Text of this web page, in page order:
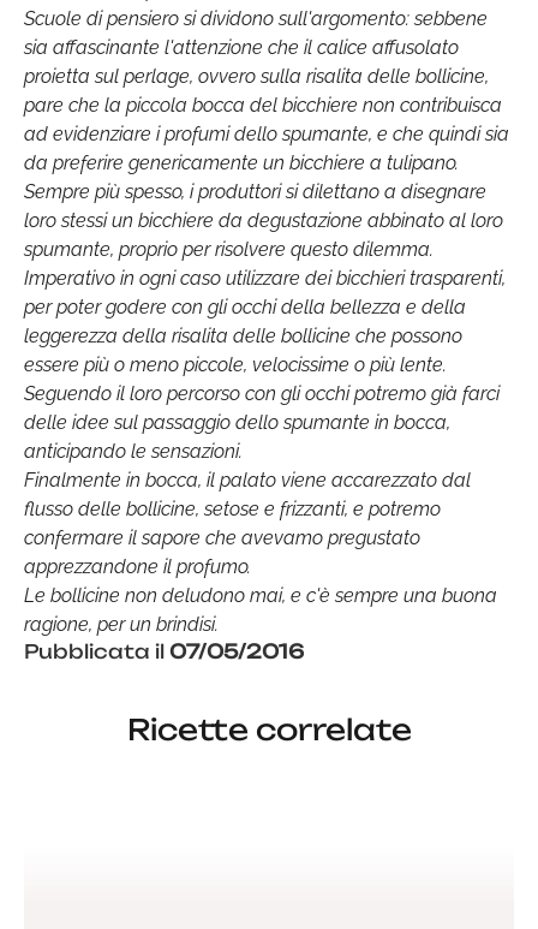
Scuole di pensiero si dividono sull'argomento: sebbene
sia affascinante l'attenzione che il calice affusolato
proietta sul perlage, ovvero sulla risalita delle bollicine,
pare che la piccola bocca del bicchiere non contribuisca
ad evidenziare i profumi dello spumante, e che quindi sia
da preferire genericamente un bicchiere a tulipano.
Sempre più spesso, i produttori si dilettano a disegnare
loro stessi un bicchiere da degustazione abbinato al loro
spumante, proprio per risolvere questo dilemma.
Imperativo in ogni caso utilizzare dei bicchieri trasparenti,
per poter godere con gli occhi della bellezza e della
leggerezza della risalita delle bollicine che possono
essere più o meno piccole, velocissime o più lente.
Seguendo il loro percorso con gli occhi potremo già farci
delle idee sul passaggio dello spumante in bocca,
anticipando le sensazioni.
Finalmente in bocca, il palato viene accarezzato dal
flusso delle bollicine, setose e frizzanti, e potremo
confermare il sapore che avevamo pregustato
apprezzandone il profumo.
Le bollicine non deludono mai, e c'è sempre una buona
ragione, per un brindisi.
Pubblicata il 07/05/2016
Ricette correlate